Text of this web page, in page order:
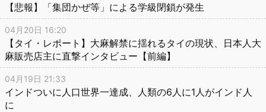
【悲報】「集団かぜ等」による学級閉鎖が発生
04月20日 16:20
【タイ・レポート】大麻解禁に揺れるタイの現状、日本人大
麻販売店主に直撃インタビュー【前編】
04月19日 21:33
インドついに人口世界一達成、人類の6人に1人がインド人
に